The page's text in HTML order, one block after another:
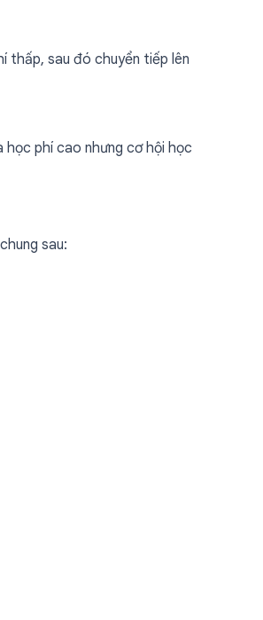
thấp, sau đó chuyển tiếp lên
học phí cao nhưng cơ hội học
sau: